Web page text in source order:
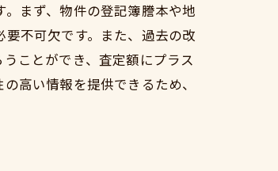
まず、物件の登記簿謄本や地
不可欠です。また、過去の改
ことができ、査定額にプラス
高い情報を提供できるため、